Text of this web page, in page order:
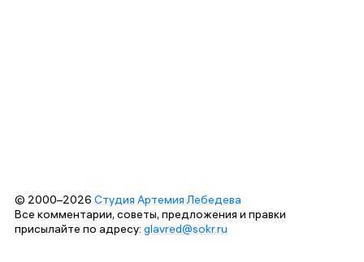
© 2000–2026 Студия Артемия Лебедева
Все комментарии, советы, предложения и правки
присылайте по адресу: glavred@sokr.ru